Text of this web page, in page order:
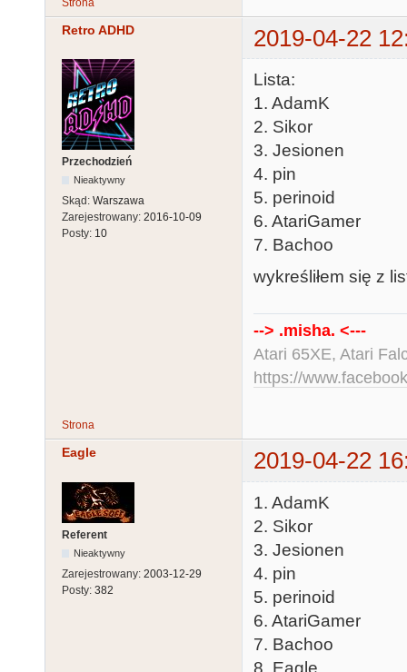
Retro ADHD 2019-04-22
Przechodzień
Nieaktywny
Skąd: Warszawa
Zarejestrowany: 2016-10-09
Posty: 10
Lista:
1. AdamK
2. Sikor
3. Jesionen
4. pin
5. perinoid
6. AtariGamer
7. Bachoo
wykreśliłem się z
--> .misha. <---
Atari 65XE, Atari
https://
Strona
Eagle 2019-04-22
Referent
Nieaktywny
Zarejestrowany: 2003-12-29
Posty: 382
1. AdamK
2. Sikor
3. Jesionen
4. pin
5. perinoid
6. AtariGamer
7. Bachoo
8. Eagle